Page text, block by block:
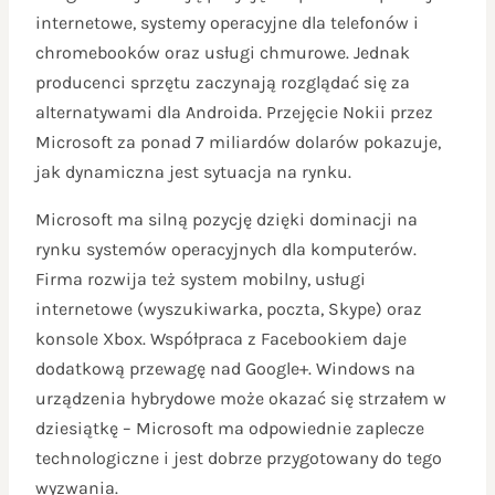
internetowe, systemy operacyjne dla telefonów i
chromebooków oraz usługi chmurowe. Jednak
producenci sprzętu zaczynają rozglądać się za
alternatywami dla Androida. Przejęcie Nokii przez
Microsoft za ponad 7 miliardów dolarów pokazuje,
jak dynamiczna jest sytuacja na rynku.
Microsoft ma silną pozycję dzięki dominacji na
rynku systemów operacyjnych dla komputerów.
Firma rozwija też system mobilny, usługi
internetowe (wyszukiwarka, poczta, Skype) oraz
konsole Xbox. Współpraca z Facebookiem daje
dodatkową przewagę nad Google+. Windows na
urządzenia hybrydowe może okazać się strzałem w
dziesiątkę – Microsoft ma odpowiednie zaplecze
technologiczne i jest dobrze przygotowany do tego
wyzwania.